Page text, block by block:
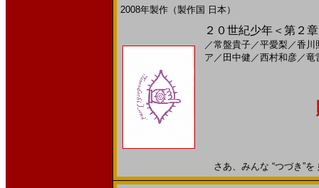
2008年製作（製作国 日本）
２０世紀少年＜第２
／常盤貴子／平愛梨 ／香川
ア ／ 田中健 ／西村和彦／竜
さあ、みんな “つづき”